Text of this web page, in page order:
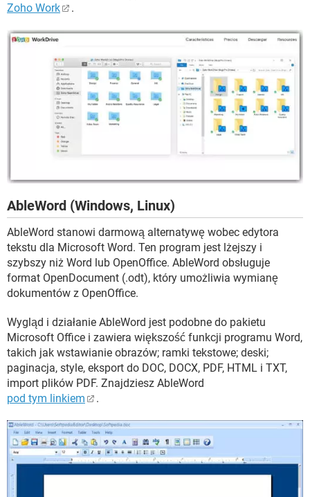
Zoho Work
.
AbleWord (Windows, Linux)
AbleWord stanowi darmową alternatywę wobec edytora
tekstu dla Microsoft Word. Ten program jest lżejszy i
szybszy niż Word lub OpenOffice. AbleWord obsługuje
format OpenDocument (.odt), który umożliwia wymianę
dokumentów z OpenOffice.
Wygląd i działanie AbleWord jest podobne do pakietu
Microsoft Office i zawiera większość funkcji programu Word,
takich jak wstawianie obrazów; ramki tekstowe; deski;
paginacja, style, eksport do DOC, DOCX, PDF, HTML i TXT,
import plików PDF. Znajdziesz AbleWord
pod tym linkiem
.